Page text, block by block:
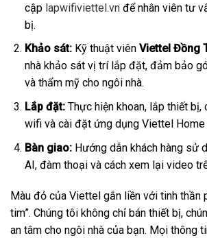
cập lapwifiviettel.vnđể nhân viên tư
bị.
Khảo sát:Kỹ thuật viên Viettel Đồng
nhà khảo sát vị trí lắp đặt, đảm bảo
và thẩm mỹ cho ngôi nhà.
Lắp đặt:Thực hiện khoan, lắp thiết bị,
wifi và cài đặt ứng dụng Viettel Home
Bàn giao:Hướng dẫn khách hàng sử
AI, đàm thoại và cách xem lại video
Màu đỏ của Viettel gắn liền với tinh thần
tim”. Chúng tôi không chỉ bán thiết bị,
an tâm cho ngôi nhà của bạn. Mọi thông